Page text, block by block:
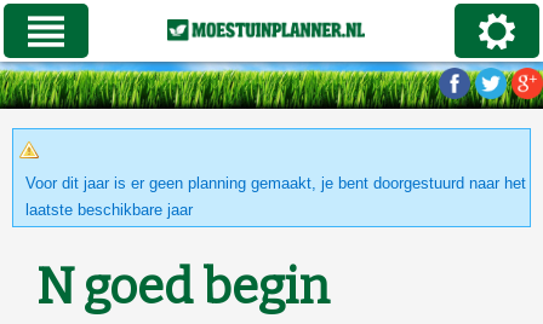
Voor dit jaar is er geen planning gemaakt, je bent doorgestuurd naar het
laatste beschikbare jaar
N goed begin